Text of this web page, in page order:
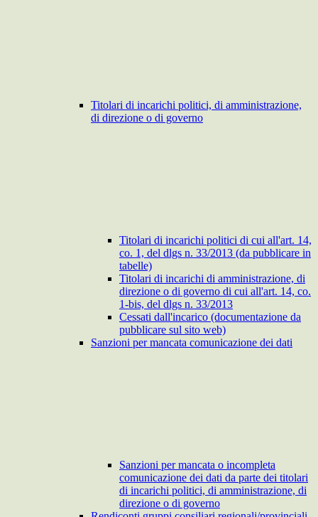
Titolari di incarichi politici, di amministrazione,
di direzione o di governo
Titolari di incarichi politici di cui all'art. 14,
co. 1, del dlgs n. 33/2013 (da pubblicare in
tabelle)
Titolari di incarichi di amministrazione, di
direzione o di governo di cui all'art. 14, co.
1-bis, del dlgs n. 33/2013
Cessati dall'incarico (documentazione da
pubblicare sul sito web)
Sanzioni per mancata comunicazione dei dati
Sanzioni per mancata o incompleta
comunicazione dei dati da parte dei titolari
di incarichi politici, di amministrazione, di
direzione o di governo